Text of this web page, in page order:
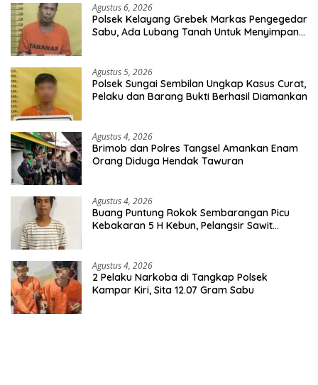
Agustus 6, 2026
Polsek Kelayang Grebek Markas Pengegedar
Sabu, Ada Lubang Tanah Untuk Menyimpan
Agustus 5, 2026
Polsek Sungai Sembilan Ungkap Kasus Curat,
Pelaku dan Barang Bukti Berhasil Diamankan
Agustus 4, 2026
Brimob dan Polres Tangsel Amankan Enam
Orang Diduga Hendak Tawuran
Agustus 4, 2026
Buang Puntung Rokok Sembarangan Picu
Kebakaran 5 H Kebun, Pelangsir Sawit
Agustus 4, 2026
2 Pelaku Narkoba di Tangkap Polsek
Kampar Kiri, Sita 12.07 Gram Sabu